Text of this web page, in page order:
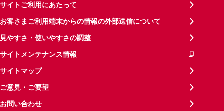
サイトご利用にあたって
お客さまご利用端末からの情報の外部送信について
見やすさ・使いやすさの調整
サイトメンテナンス情報
サイトマップ
ご意見・ご要望
お問い合わせ